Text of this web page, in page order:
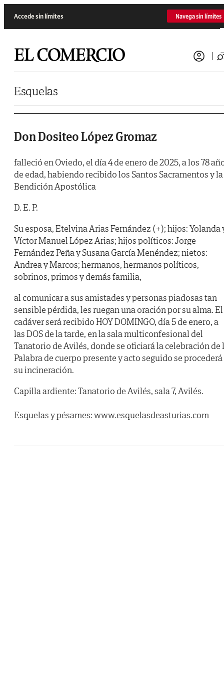
Accede sin límites Navega sin límites
Esquelas
Don Dositeo López Gromaz
falleció en Oviedo, el día 4 de enero de 2025, a los 78
de edad, habiendo recibido los Santos Sacramentos y la
Bendición Apostólica
D. E. P.
Su esposa, Etelvina Arias Fernández (+); hijos: Yolanda
Víctor Manuel López Arias; hijos políticos: Jorge
Fernández Peña y Susana García Menéndez; nietos:
Andrea y Marcos; hermanos, hermanos políticos,
sobrinos, primos y demás familia,
al comunicar a sus amistades y personas piadosas tan
sensible pérdida, les ruegan una oración por su alma. El
cadáver será recibido HOY DOMINGO, día 5 de enero, a
las DOS de la tarde, en la sala multiconfesional del
Tanatorio de Avilés, donde se oficiará la celebración de
Palabra de cuerpo presente y acto seguido se procederá
su incineración.
Capilla ardiente: Tanatorio de Avilés, sala 7, Avilés.
Esquelas y pésames: www.esquelasdeasturias.com